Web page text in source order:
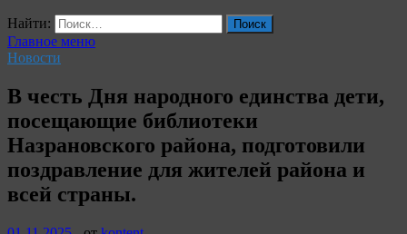
Найти:
Главное меню
Новости
В честь Дня народного единства дети,
посещающие библиотеки
Назрановского района, подготовили
поздравление для жителей района и
всей страны.